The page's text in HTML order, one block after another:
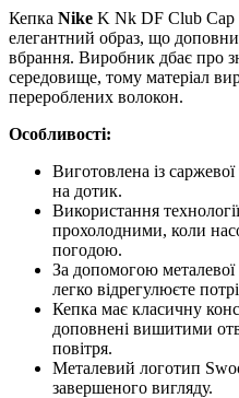
Кепка Nike K Nk DF Club Cap
елегантний образ, що
вбрання. Виробник дбає про
середовище, тому матеріал
перероблених волокон.
Особливості:
Виготовлена із
на дотик.
Використання
прохолодними, коли
погодою.
За допомогою металевої
легко відрегулюєте
Кепка має класичну
доповнені вишитими
повітря.
Металевий логотип
завершеного вигляду.